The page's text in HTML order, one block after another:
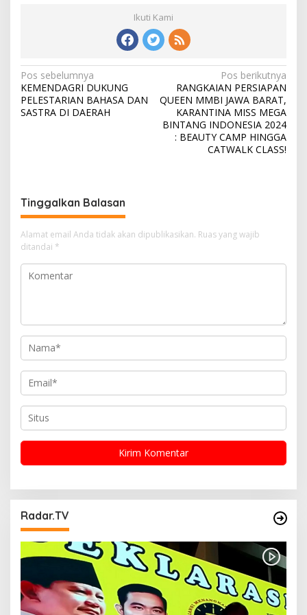
Ikuti Kami
N
a
v
s
i
p
o
s
Pos sebelumnya
KEMENDAGRI DUKUNG
PELESTARIAN BAHASA DAN
SASTRA DI DAERAH
Pos berikutnya
RANGKAIAN PERSIAPAN
QUEEN MMBI JAWA BARAT,
KARANTINA MISS MEGA
BINTANG INDONESIA 2024
: BEAUTY CAMP HINGGA
CATWALK CLASS!
Tinggalkan Balasan
Alamat email Anda tidak akan dipublikasikan. Ruas yang wajib
ditandai *
Radar.TV